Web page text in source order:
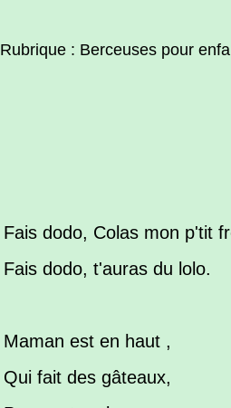
Rubrique : Berceuses pour
Fais dodo, Colas mon p'tit
Fais dodo, t'auras du lolo.
Maman est en haut ,
Qui fait des gâteaux,